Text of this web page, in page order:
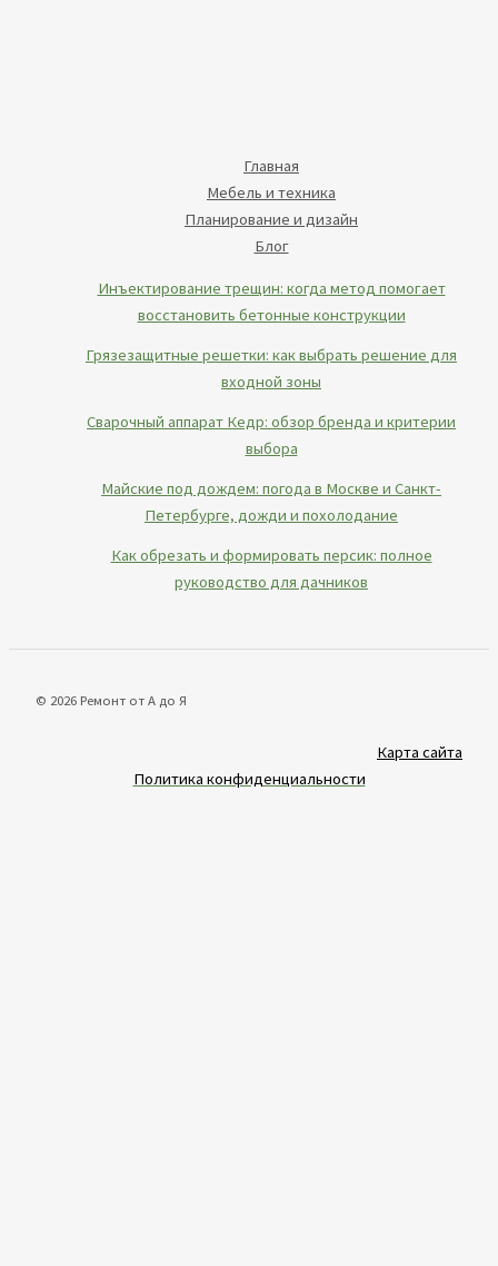
Главная
Мебель и техника
Планирование и дизайн
Блог
Инъектирование трещин: когда метод помогает
восстановить бетонные конструкции
Грязезащитные решетки: как выбрать решение для
входной зоны
Сварочный аппарат Кедр: обзор бренда и критерии
выбора
Майские под дождем: погода в Москве и Санкт-
Петербурге, дожди и похолодание
Как обрезать и формировать персик: полное
руководство для дачников
© 2026 Ремонт от А до Я
Карта сайта
Политика конфиденциальности